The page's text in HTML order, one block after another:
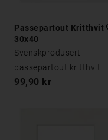
Passepartout Kritthvitt
30x40
Svenskprodusert
passepartout kritthvit
99,90 kr